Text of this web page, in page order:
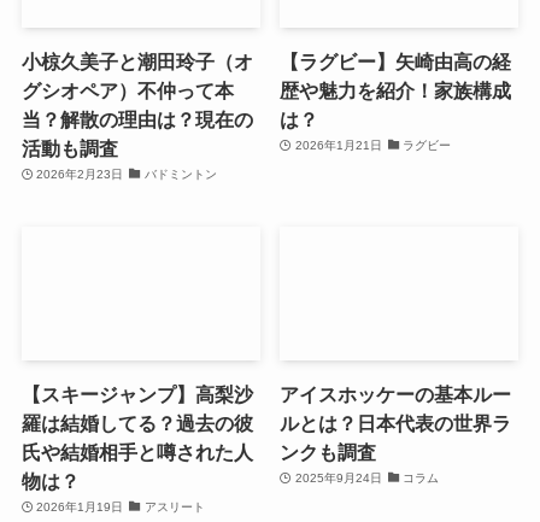
小椋久美子と潮田玲子（オ
グシオペア）不仲って本
当？解散の理由は？現在の
活動も調査
2026年2月23日 バドミントン
【ラグビー】矢崎由高の経
歴や魅力を紹介！家族構成
は？
2026年1月21日 ラグビー
【スキージャンプ】高梨沙
羅は結婚してる？過去の彼
氏や結婚相手と噂された人
物は？
2026年1月19日 アスリート
アイスホッケーの基本ルー
ルとは？日本代表の世界ラ
ンクも調査
2025年9月24日 コラム